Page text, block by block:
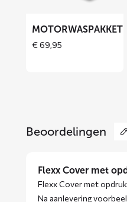
MOTORWASPAKKET
€69,95
Beoordelingen
Flexx Cover met
Flexx Cover met
Na aanlevering